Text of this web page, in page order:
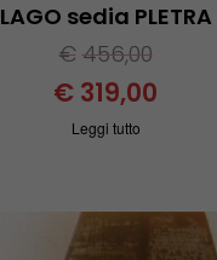
LAGO sedia PLETRA
€ 456,00
€ 319,00
Leggi tutto